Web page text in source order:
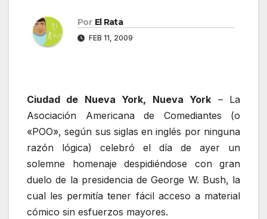
Por El Rata
FEB 11, 2009
Ciudad de Nueva York, Nueva York – La
Asociación Americana de Comediantes (o
«POO», según sus siglas en inglés por ninguna
razón lógica) celebró el día de ayer un
solemne homenaje despidiéndose con gran
duelo de la presidencia de George W. Bush, la
cual les permitía tener fácil acceso a material
cómico sin esfuerzos mayores.